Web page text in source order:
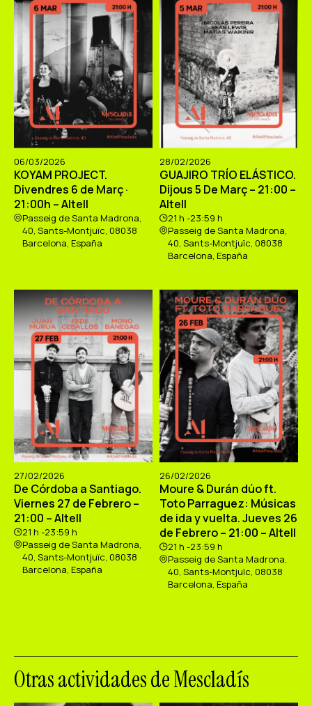
06/03/2026
KOYAM PROJECT.
Divendres 6 de Març ·
21:00h – Altell
Passeig de Santa Madrona,
40, Sants-Montjuïc, 08038
Barcelona, España
28/02/2026
GUAJIRO TRÍO ELÁSTICO.
Dijous 5 De Març – 21:00 –
Altell
21 h -23:59 h
Passeig de Santa Madrona,
40, Sants-Montjuïc, 08038
Barcelona, España
27/02/2026
De Córdoba a Santiago.
Viernes 27 de Febrero –
21:00 – Altell
21 h -23:59 h
Passeig de Santa Madrona,
40, Sants-Montjuïc, 08038
Barcelona, España
26/02/2026
Moure & Durán dúo ft.
Toto Parraguez: Músicas
de ida y vuelta. Jueves 26
de Febrero – 21:00 – Altell
21 h -23:59 h
Passeig de Santa Madrona,
40, Sants-Montjuïc, 08038
Barcelona, España
Otras actividades de Mescladís